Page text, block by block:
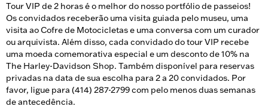
Tour VIP de 2 horas é o melhor do nosso portfólio de passeios!
Os convidados receberão uma visita guiada pelo museu, uma
visita ao Cofre de Motocicletas e uma conversa com um curador
ou arquivista. Além disso, cada convidado do tour VIP recebe
uma moeda comemorativa especial e um desconto de 10% na
The Harley-Davidson Shop. Também disponível para reservas
privadas na data de sua escolha para 2 a 20 convidados. Por
favor, ligue para (414) 287-2799 com pelo menos duas semanas
de antecedência.